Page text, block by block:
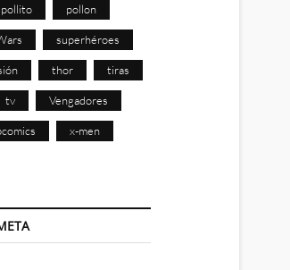
pollito pollon
superhéroes
thor tiras
tv Vengadores
x-men